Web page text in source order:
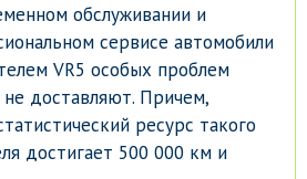
обслуживании и
сервисе автомобили
VR5 особых проблем
не доставляют. Причем,
ресурс такого
достигает 500 000 км и